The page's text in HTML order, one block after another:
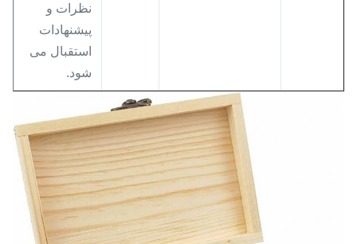
نظرات و
پیشنهادات
استقبال می
شود.